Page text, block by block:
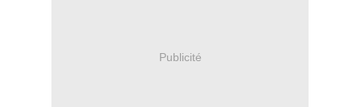
Publicité